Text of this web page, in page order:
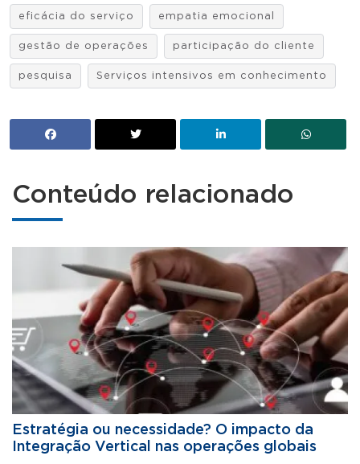
eficácia do serviço empatia emocional
gestão de operações participação do cliente
pesquisa Serviços intensivos em conhecimento
Conteúdo relacionado
Estratégia ou necessidade? O impacto da
Integração Vertical nas operações globais